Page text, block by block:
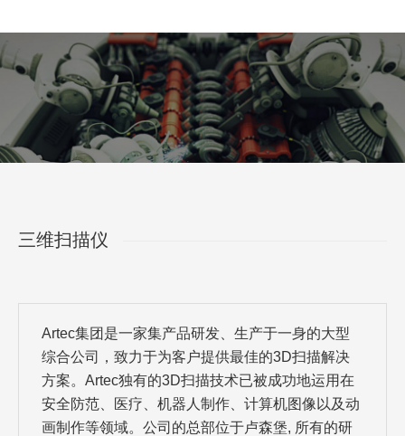
您在这里：
三维扫描仪
Artec集团是一家集产品研发、生产于一身的大型
综合公司，致力于为客户提供最佳的3D扫描解决
方案。Artec独有的3D扫描技术已被成功地运用在
安全防范、医疗、机器人制作、计算机图像以及动
画制作等领域。公司的总部位于卢森堡, 所有的研